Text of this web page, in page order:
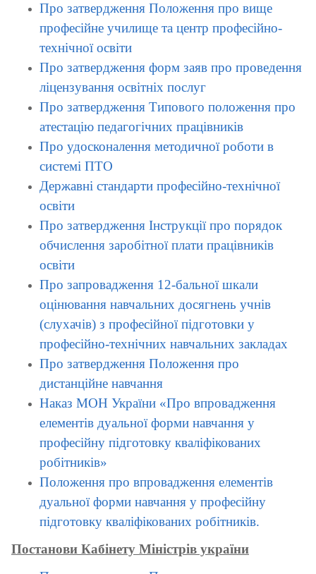
Про затвердження Положення про вище
професійне училище та центр професійно-
технічної освіти
Про затвердження форм заяв про проведення
ліцензування освітніх послуг
Про затвердження Типового положення про
атестацію педагогічних працівників
Про удосконалення методичної роботи в
системі ПТО
Державні стандарти професійно-технічної
освіти
Про затвердження Інструкції про порядок
обчислення заробітної плати працівників
освіти
Про запровадження 12-бальної шкали
оцінювання навчальних досягнень учнів
(слухачів) з професійної підготовки у
професійно-технічних навчальних закладах
Про затвердження Положення про
дистанційне навчання
Наказ МОН України «Про впровадження
елементів дуальної форми навчання у
професійну підготовку кваліфікованих
робітників»
Положення про впровадження елементів
дуальної форми навчання у професійну
підготовку кваліфікованих робітників.
Постанови Кабінету Міністрів україни